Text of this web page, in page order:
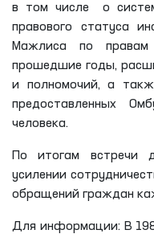
в том числе о
правового статуса
Мажлиса по
прошедшие годы,
и полномочий, а
предоставленных
человека.
По итогам встречи
усилении
обращений граждан
Для информации: В